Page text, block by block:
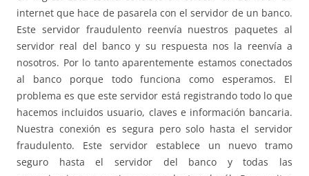
internet que hace de pasarela con el servidor de un banco.
Este servidor fraudulento reenvía nuestros paquetes al
servidor real del banco y su respuesta nos la reenvía a
nosotros. Por lo tanto aparentemente estamos conectados
al banco porque todo funciona como esperamos. El
problema es que este servidor está registrando todo lo que
hacemos incluidos usuario, claves e información bancaria.
Nuestra conexión es segura pero solo hasta el servidor
fraudulento. Este servidor establece un nuevo tramo
seguro hasta el servidor del banco y todas las